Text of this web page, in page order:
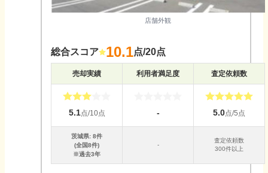
店舗外観
総合スコア 10.1点/20点
売却実績 利用者満足度 査定依頼数
5.1点/10点 - 5.0点/5点
茨城県: 8件
(全国8件)
※過去3年
-
査定依頼数
300件以上